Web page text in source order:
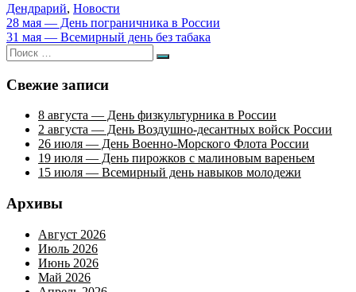
Дендрарий, Новости
Навигация
по
записям
28 мая — День пограничника в России
31 мая — Всемирный день без табака
Искать:
Поиск
Свежие записи
8 августа — День физкультурника в России
2 августа — День Воздушно-десантных войск России
26 июля — День Военно-Морского Флота России
19 июля — День пирожков с малиновым вареньем
15 июля — Всемирный день навыков молодежи
Архивы
Август 2026
Июль 2026
Июнь 2026
Май 2026